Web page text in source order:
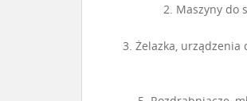
2. Maszyny do
3. Żelazka, urządzenia